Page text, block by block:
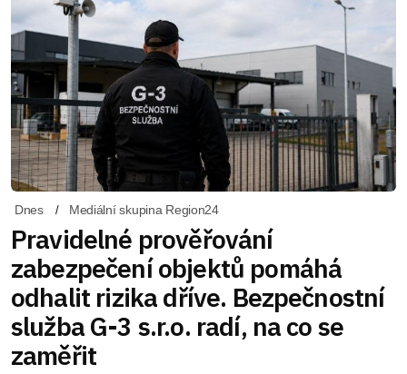
Dnes Mediální skupina Region24
Pravidelné prověřování
zabezpečení objektů pomáhá
odhalit rizika dříve. Bezpečnostní
služba G-3 s.r.o. radí, na co se
zaměřit